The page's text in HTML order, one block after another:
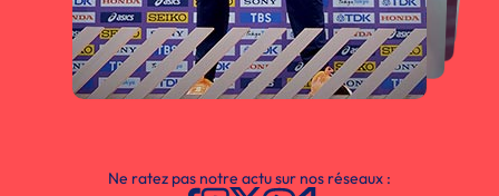
Ne ratez pas notre actu sur nos réseaux :